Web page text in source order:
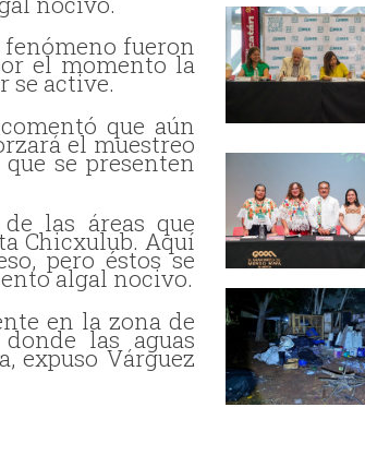
fueron
el momento la
se active.
que aún
el muestreo
se presenten
las áreas que
Chicxulub. Aquí
pero éstos se
algal nocivo.
en la zona de
las aguas
expuso Várguez